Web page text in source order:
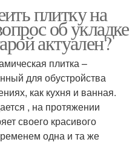
плитку на
об укладке
актуален?
плитка –
для обустройства
как кухня и ванная.
, на протяжении
своего красивого
одна и та же